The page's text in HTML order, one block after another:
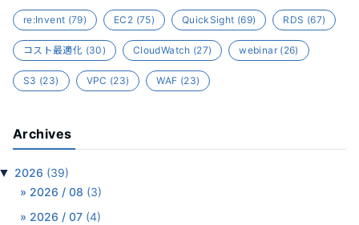
re:Invent (79) EC2 (75) QuickSight (69) RDS (67)
コスト最適化 (30) CloudWatch (27) webinar(26)
S3 (23) VPC (23) WAF (23)
Archives
2026 (39)
2026 / 08 (3)
2026 / 07 (4)